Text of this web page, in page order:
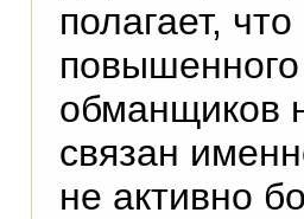
полагает,
обманщиков
связан
не активно